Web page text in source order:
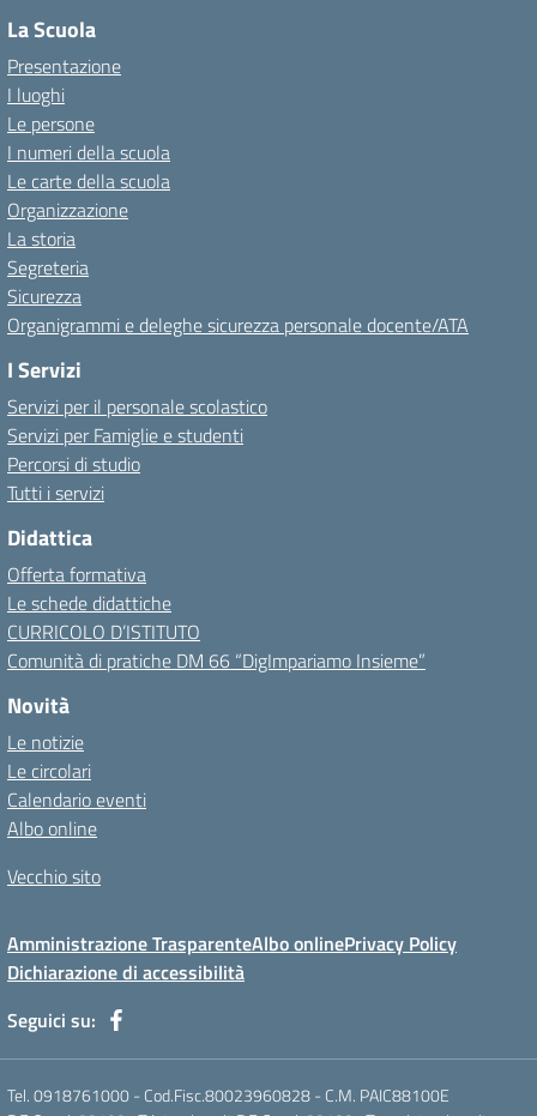
La Scuola
Presentazione
I luoghi
Le persone
I numeri della scuola
Le carte della scuola
Organizzazione
La storia
Segreteria
Sicurezza
Organigrammi e deleghe sicurezza personale docente/ATA
I Servizi
Servizi per il personale scolastico
Servizi per Famiglie e studenti
Percorsi di studio
Tutti i servizi
Didattica
Offerta formativa
Le schede didattiche
CURRICOLO D’ISTITUTO
Comunità di pratiche DM 66 “DigImpariamo Insieme”
Novità
Le notizie
Le circolari
Calendario eventi
Albo online
Vecchio sito
Amministrazione TrasparenteAlbo onlinePrivacy Policy
Dichiarazione di accessibilità
Seguici su:
Tel. 0918761000 - Cod.Fisc.80023960828 - C.M. PAIC88100E